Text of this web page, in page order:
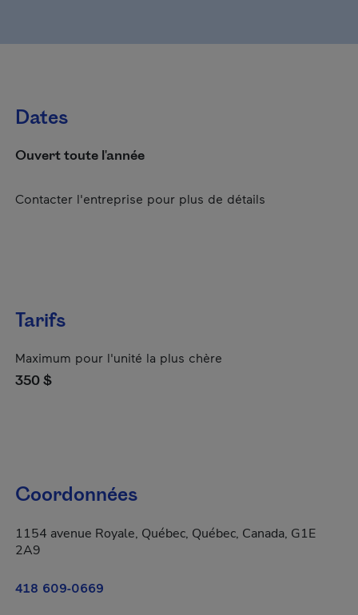
Dates
Ouvert toute l'année
Contacter l'entreprise pour plus de détails
Tarifs
Maximum pour l'unité la plus chère
350 $
Coordonnées
1154 avenue Royale, Québec, Québec, Canada, G1E
2A9
418 609-0669